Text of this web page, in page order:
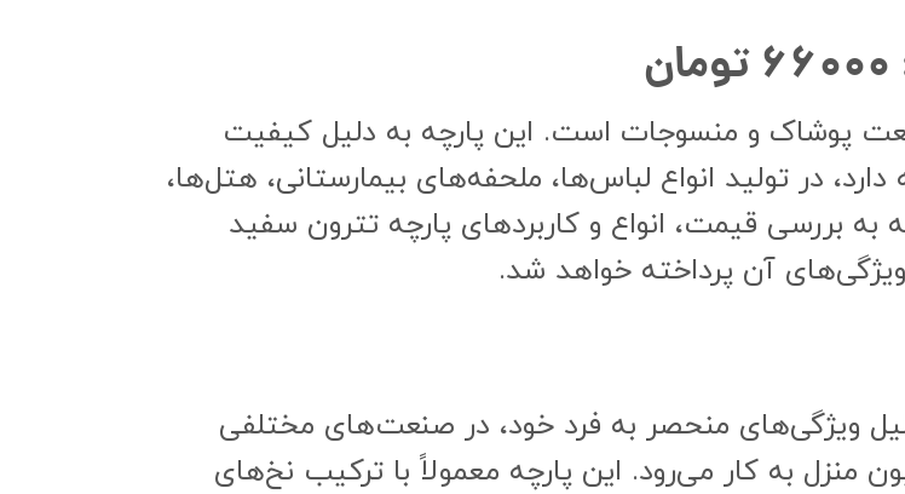
پوشاک و منسوجات است. این پارچه به دلیل کیفیت
در تولید انواع لباس‌ها، ملحفه‌های بیمارستانی، هتل‌ها،
بررسی قیمت، انواع و کاربردهای پارچه تترون سفید
ویژگی‌های منحصر به فرد خود، در صنعت‌های مختلفی
به کار می‌رود. این پارچه معمولاً با ترکیب نخ‌های